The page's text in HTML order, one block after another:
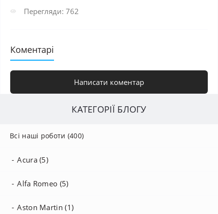
Перегляди: 762
Коментарі
Написати коментар
КАТЕГОРІЇ БЛОГУ
Всі наші роботи (400)
Acura (5)
Alfa Romeo (5)
Aston Martin (1)